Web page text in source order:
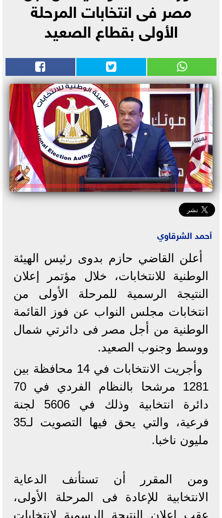
مصر فى انتخابات المرحلة
الأولى بقطاع الصعيد
أحمد الشرقاوي
أعلن القاضي حازم بدوى رئيس الهيئة
الوطنية للانتخابات، خلال مؤتمر إعلان
النتيجة الرسمية للمرحلة الأولى من
انتخابات مجلس النواب عن فوز القائمة
الوطنية من أجل مصر فى دائرتي شمال
ووسط وجنوب الصعيد.
وأجريت الانتخابات في 14 محافظة بين
1281 مرشحا بالنظام الفردي في 70
دائرة انتخابية وذلك في 5606 لجنة
فرعية، والتي يحق فيها التصويت لـ35
مليون ناخبا.
ومن المقرر أن تستأنف الدعاية
الانتخابية للإعادة فى المرحلة الأولى،
عقب إعلان النتيجة الرسمية لانتخابات